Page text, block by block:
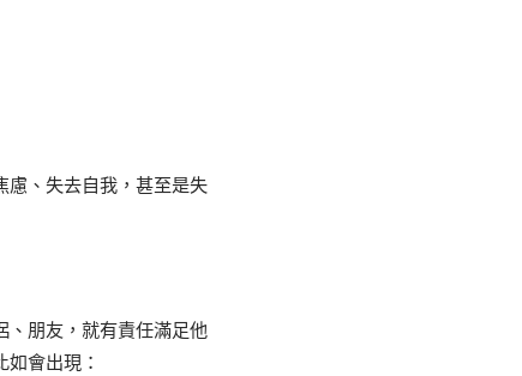
慮、失去自我，甚至是失
、朋友，就有責任滿足他
會出現：